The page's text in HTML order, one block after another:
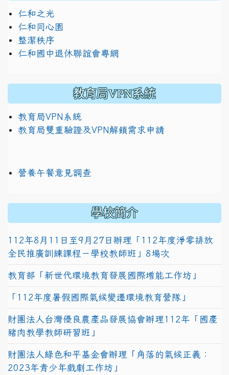
仁和之光
仁和同心園
整潔秩序
仁和國中退休聯誼會專網
教育局VPN系統
教育局VPN系統
教育局雙重驗證及VPN解鎖需求申請
營養午餐意見調查
學校簡介
112年8月11日至9月27日辦理「112年度淨零排放
全民推廣訓練課程－學校教師班」8場次
教育部「新世代環境教育發展國際增能工作坊」
「112年度暑假國際氣候變遷環境教育營隊」
財團法人台灣優良農產品發展協會辦理112年「國產
豬肉教學教師研習班」
財團法人綠色和平基金會辦理「角落的氣候正義：
2023年青少年戲劇工作坊」